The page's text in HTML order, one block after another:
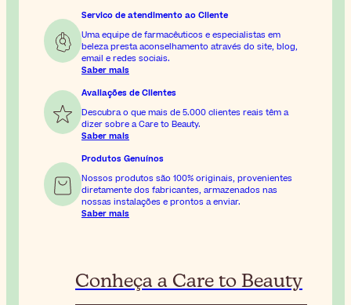
Servico de atendimento ao Cliente
Uma equipe de farmacêuticos e especialistas em
beleza presta aconselhamento através do site, blog,
email e redes sociais.
Saber mais
Avaliações de Clientes
Descubra o que mais de 5.000 clientes reais têm a
dizer sobre a Care to Beauty.
Saber mais
Produtos Genuínos
Nossos produtos são 100% originais, provenientes
diretamente dos fabricantes, armazenados nas
nossas instalações e prontos a enviar.
Saber mais
Conheça a Care to Beauty